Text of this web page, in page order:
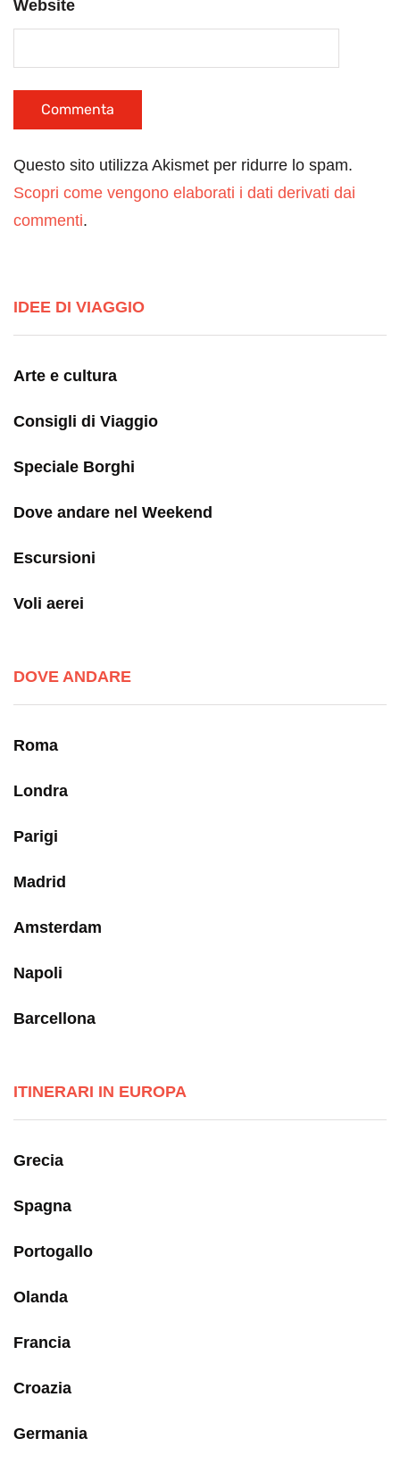
Website
Questo sito utilizza Akismet per ridurre lo spam.
Scopri come vengono elaborati i dati derivati dai
commenti.
IDEE DI VIAGGIO
Arte e cultura
Consigli di Viaggio
Speciale Borghi
Dove andare nel Weekend
Escursioni
Voli aerei
DOVE ANDARE
Roma
Londra
Parigi
Madrid
Amsterdam
Napoli
Barcellona
ITINERARI IN EUROPA
Grecia
Spagna
Portogallo
Olanda
Francia
Croazia
Germania